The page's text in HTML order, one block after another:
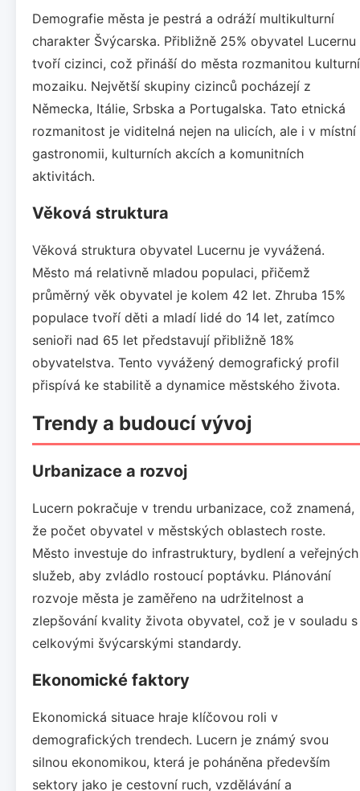
Demografie města je pestrá a odráží multikulturní
charakter Švýcarska. Přibližně 25% obyvatel Lucernu
tvoří cizinci, což přináší do města rozmanitou kulturní
mozaiku. Největší skupiny cizinců pocházejí z
Německa, Itálie, Srbska a Portugalska. Tato etnická
rozmanitost je viditelná nejen na ulicích, ale i v místní
gastronomii, kulturních akcích a komunitních
aktivitách.
Věková struktura
Věková struktura obyvatel Lucernu je vyvážená.
Město má relativně mladou populaci, přičemž
průměrný věk obyvatel je kolem 42 let. Zhruba 15%
populace tvoří děti a mladí lidé do 14 let, zatímco
senioři nad 65 let představují přibližně 18%
obyvatelstva. Tento vyvážený demografický profil
přispívá ke stabilitě a dynamice městského života.
Trendy a budoucí vývoj
Urbanizace a rozvoj
Lucern pokračuje v trendu urbanizace, což znamená,
že počet obyvatel v městských oblastech roste.
Město investuje do infrastruktury, bydlení a veřejných
služeb, aby zvládlo rostoucí poptávku. Plánování
rozvoje města je zaměřeno na udržitelnost a
zlepšování kvality života obyvatel, což je v souladu s
celkovými švýcarskými standardy.
Ekonomické faktory
Ekonomická situace hraje klíčovou roli v
demografických trendech. Lucern je známý svou
silnou ekonomikou, která je poháněna především
sektory jako je cestovní ruch, vzdělávání a